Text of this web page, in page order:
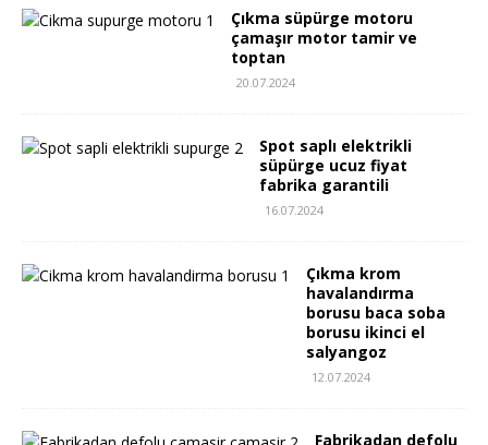
Çıkma süpürge motoru
çamaşır motor tamir ve
toptan
20.07.2024
Spot saplı elektrikli
süpürge ucuz fiyat
fabrika garantili
16.07.2024
Çıkma krom
havalandırma
borusu baca soba
borusu ikinci el
salyangoz
12.07.2024
Fabrikadan defolu